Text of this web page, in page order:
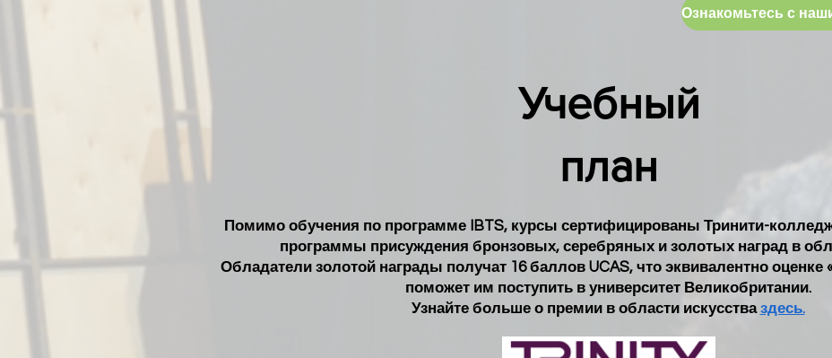
Учебный
план
Помимо обучения по программе IBTS, курсы сертифицированы Тринити-
программы присуждения бронзовых, серебряных и золотых наград в
Обладатели золотой награды получат 16 баллов UCAS, что эквивалентно оценке
поможет им поступить в университет Великобритании.
Узнайте больше о премии в области искусстваздесь.